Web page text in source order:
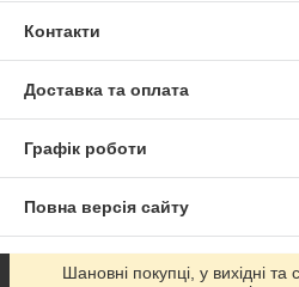
Контакти
Доставка та оплата
Графік роботи
Повна версія сайту
Сайт створено на маркетплейсі
Шановні покупці, у вихідні